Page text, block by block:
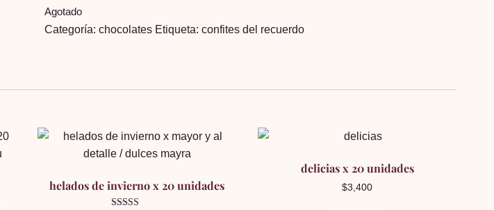
Agotado
Categoría: chocolates Etiqueta: confites del recuerdo
helados de invierno x 20 unidades
delicias x 20 unidades
$3,400